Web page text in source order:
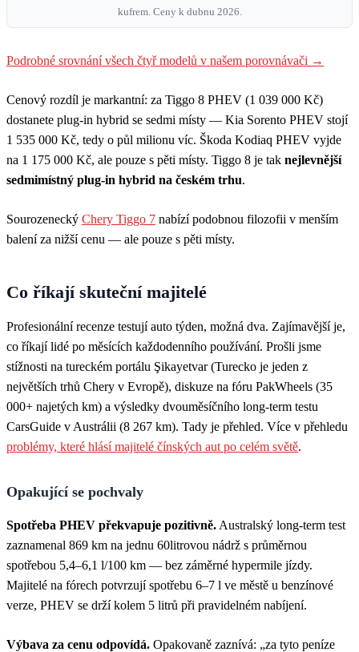
kufrem. Ceny k dubnu 2026.
Podrobné srovnání všech čtyř modelů v našem porovnávači →
Cenový rozdíl je markantní: za Tiggo 8 PHEV (1 039 000 Kč)
dostanete plug-in hybrid se sedmi místy — Kia Sorento PHEV stojí
1 535 000 Kč, tedy o půl milionu víc. Škoda Kodiaq PHEV vyjde
na 1 175 000 Kč, ale pouze s pěti místy. Tiggo 8 je tak nejlevnější
sedmimístný plug-in hybrid na českém trhu.
Sourozenecký Chery Tiggo 7 nabízí podobnou filozofii v menším
balení za nižší cenu — ale pouze s pěti místy.
Co říkají skuteční majitelé
Profesionální recenze testují auto týden, možná dva. Zajímavější je,
co říkají lidé po měsících každodenního používání. Prošli jsme
stížnosti na tureckém portálu Şikayetvar (Turecko je jeden z
největších trhů Chery v Evropě), diskuze na fóru PakWheels (35
000+ najetých km) a výsledky dvouměsíčního long-term testu
CarsGuide v Austrálii (8 267 km). Tady je přehled. Více v přehledu
problémy, které hlásí majitelé čínských aut po celém světě.
Opakující se pochvaly
Spotřeba PHEV překvapuje pozitivně. Australský long-term test
zaznamenal 869 km na jednu 60litrovou nádrž s průměrnou
spotřebou 5,4–6,1 l/100 km — bez záměrné hypermile jízdy.
Majitelé na fórech potvrzují spotřebu 6–7 l ve městě u benzínové
verze, PHEV se drží kolem 5 litrů při pravidelném nabíjení.
Výbava za cenu odpovídá. Opakovaně zaznívá: „za tyto peníze